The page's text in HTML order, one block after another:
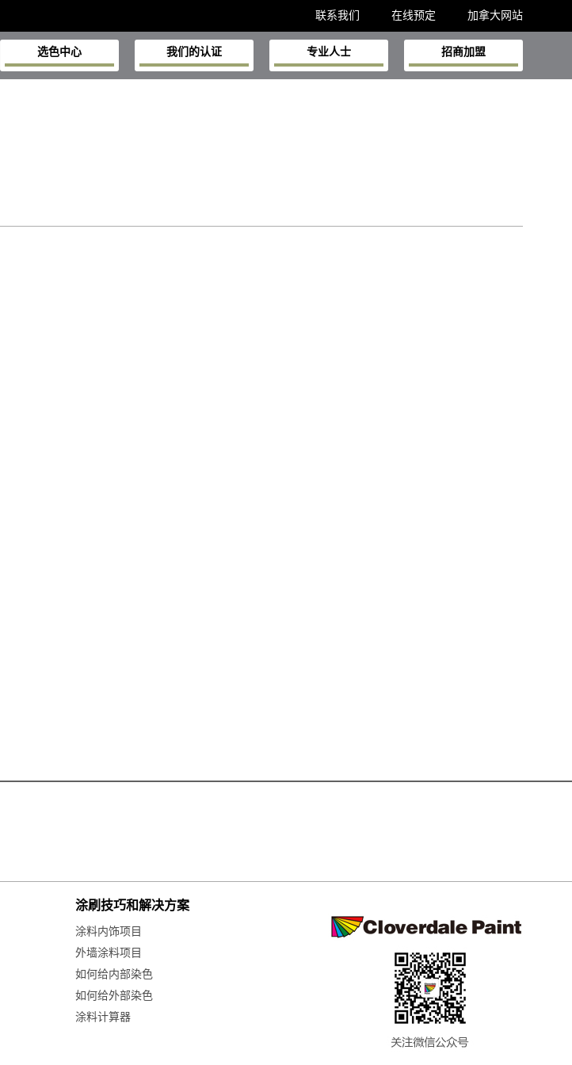
联系我们 在线预定 加拿大网站
选色中心 我们的认证 专业人士 招商加盟
涂刷技巧和解决方案
涂料内饰项目
外墙涂料项目
如何给内部染色
如何给外部染色
涂料计算器